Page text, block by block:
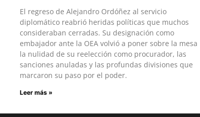
El regreso de Alejandro Ordóñez al servicio
diplomático reabrió heridas políticas que muchos
consideraban cerradas. Su designación como
embajador ante la OEA volvió a poner sobre la mesa
la nulidad de su reelección como procurador, las
sanciones anuladas y las profundas divisiones que
marcaron su paso por el poder.
Leer más »